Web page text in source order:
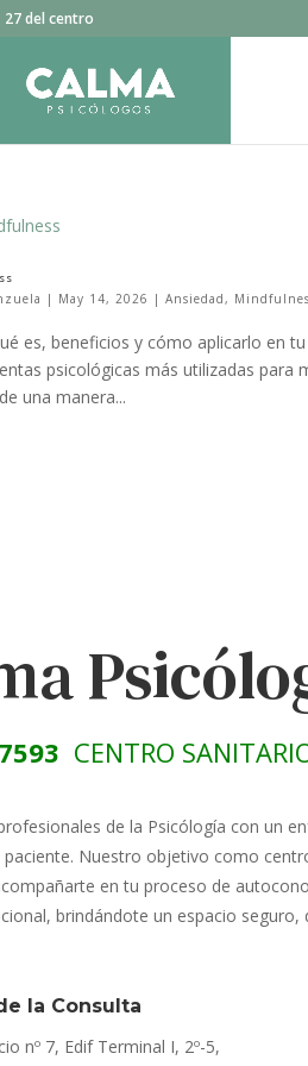
27 del centro
| May 14, 2026 |Ansiedad,
es, beneficios y cómo aplicarlo en
psicológicas más utilizadas
una manera...
CENTRO
de la Psicólogía con un
paciente. Nuestro objetivo como
en tu proceso de
brindándote un espacio seguro,
la Consulta
nº 7, Edif Terminal I, 2º-5,